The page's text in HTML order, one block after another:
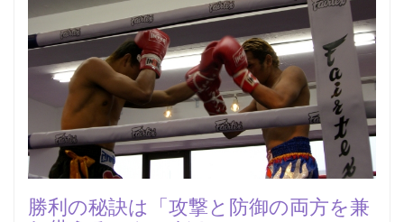
勝利の秘訣は「攻撃と防御の両方を兼